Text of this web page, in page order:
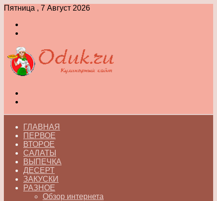
Пятница , 7 Август 2026
ГЛАВНАЯ
ПЕРВОЕ
ВТОРОЕ
САЛАТЫ
ВЫПЕЧКА
ДЕСЕРТ
ЗАКУСКИ
РАЗНОЕ
Обзор интернета